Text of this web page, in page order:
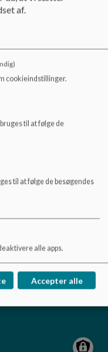
af.
cookieindstillinger.
til at følge de
til at følge de besøgendes
alle apps.
Accepter alle